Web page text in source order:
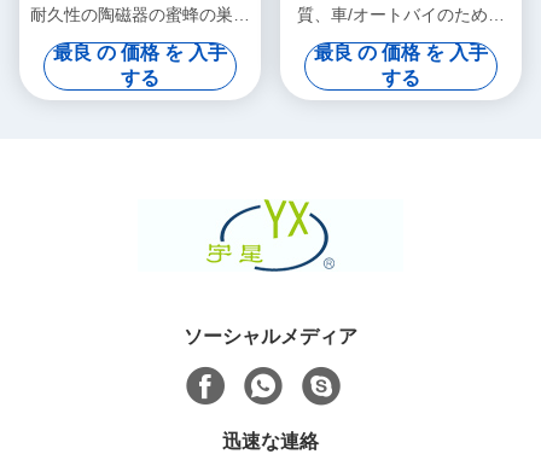
耐久性の陶磁器の蜜蜂の巣の
触媒コンバーター
最良 の 価格 を 入手
する
質、車/オートバイのための
蜜蜂の巣の陶磁器フィルター
最良 の 価格 を 入手
する
ソーシャルメディア
迅速な連絡